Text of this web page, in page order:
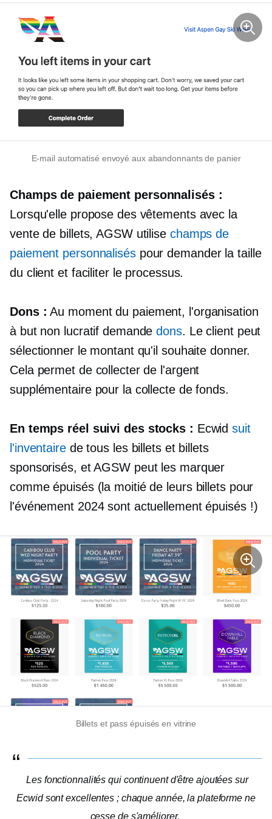
E-mail automatisé envoyé aux abandonnants de panier
Champs de paiement personnalisés :
Lorsqu'elle propose des vêtements avec la
vente de billets, AGSW utilise champs de
paiement personnaliséspour demander la taille
du client et faciliter le processus.
Dons : Au moment du paiement, l'organisation
à but non lucratif demandedons. Le client peut
sélectionner le montant qu'il souhaite donner.
Cela permet de collecter de l'argent
supplémentaire pour la collecte de fonds.
En temps réel suivi des stocks : Ecwidsuit
l'inventairede tous les billets et billets
sponsorisés, et AGSW peut les marquer
comme épuisés (la moitié de leurs billets pour
l'événement 2024 sont actuellement épuisés !)
Billets et pass épuisés en vitrine
Les fonctionnalités qui continuent d'être ajoutées sur
Ecwid sont excellentes ; chaque année, la plateforme ne
cesse de s'améliorer.